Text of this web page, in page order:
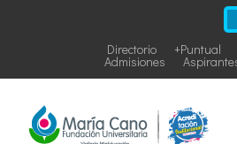
+Puntual
Directorio
Admisiones